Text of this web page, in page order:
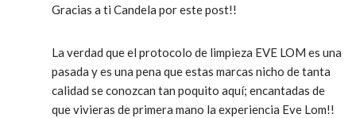
Gracias a ti Candela por este post!!
La verdad que el protocolo de limpieza EVE LOM es una
pasada y es una pena que estas marcas nicho de tanta
calidad se conozcan tan poquito aquí; encantadas de
que vivieras de primera mano la experiencia Eve Lom!!